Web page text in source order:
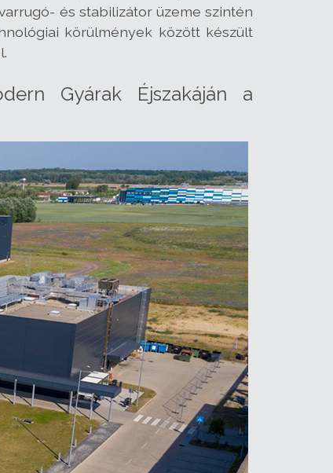
és stabilizátor üzeme szintén
körülmények között készült
Gyárak Éjszakáján a